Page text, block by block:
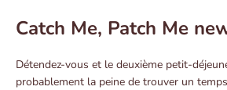
Catch Me, Patch Me
Détendez-vous et le deuxième petit-
probablement la peine de trouver un